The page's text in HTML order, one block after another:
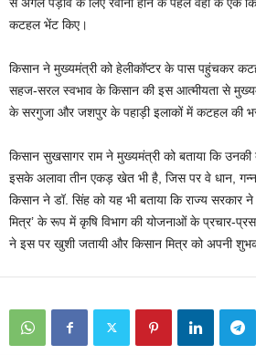
कटहल भेंट किए।
किसान ने मुख्यमंत्री को हेलीकॉप्टर के पास पहुंचकर
सहज-सरल स्वभाव के किसान की इस आत्मीयता से
के सरगुजा और जशपुर के पहाड़ी इलाकों में कटहल की
किसान सुखसागर राम ने मुख्यमंत्री को बताया कि
इसके अलावा तीन एकड़ खेत भी है, जिस पर वे धान,
किसान ने डॉ. सिंह को यह भी बताया कि राज्य सरकार ने
मित्र’ के रूप में कृषि विभाग की योजनाओं के प्रचार-
ने इस पर खुशी जतायी और किसान मित्र को अपनी